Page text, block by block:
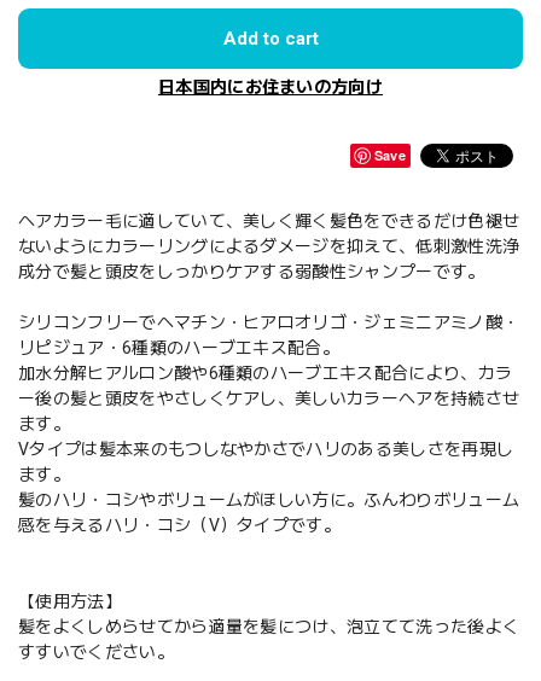
Add to cart
日本国内にお住まいの方向け
Save
ヘアカラー毛に適していて、美しく輝く髪色をできるだけ色褪せ
ないようにカラーリングによるダメージを抑えて、低刺激性洗浄
成分で髪と頭皮をしっかりケアする弱酸性シャンプーです。
シリコンフリーでヘマチン・ヒアロオリゴ・ジェミニアミノ酸・
リピジュア・6種類のハーブエキス配合。
加水分解ヒアルロン酸や6種類のハーブエキス配合により、カラ
ー後の髪と頭皮をやさしくケアし、美しいカラーヘアを持続させ
ます。
Vタイプは髪本来のもつしなやかさでハリのある美しさを再現し
ます。
髪のハリ・コシやボリュームがほしい方に。ふんわりボリューム
感を与えるハリ・コシ（V）タイプです。
【使用方法】
髪をよくしめらせてから適量を髪につけ、泡立てて洗った後よく
すすいでください。